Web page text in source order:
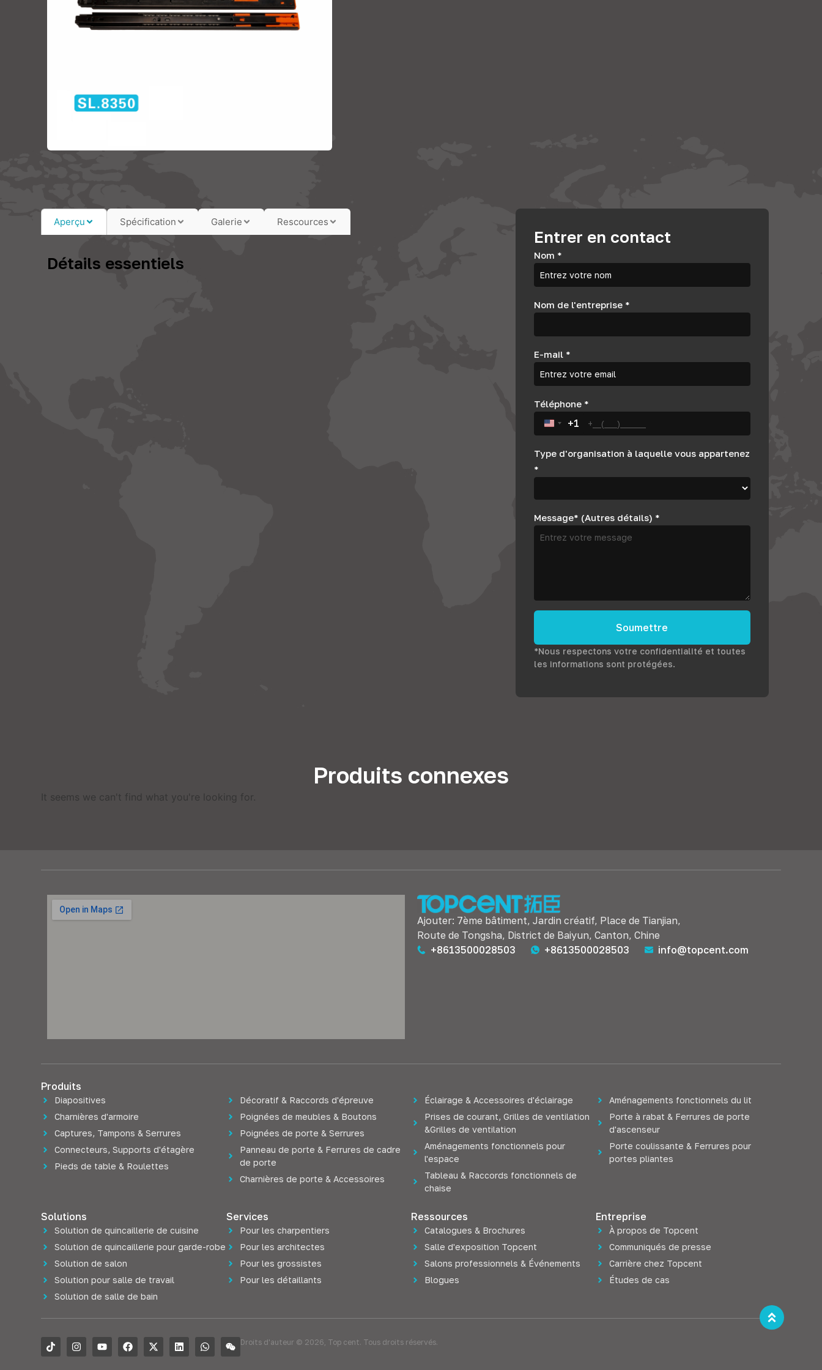
Aperçu Spécification Galerie Rescources
Détails essentiels
Entrer en contact
Nom *
Nom de l'entreprise *
E-mail *
Téléphone *
United States +1
+1
Type d'organisation à laquelle vous appartenez
*
Message* (Autres détails) *
Soumettre
*Nous respectons votre confidentialité et toutes
les informations sont protégées.
Produits connexes
It seems we can't find what you're looking for .
Ajouter: 7ème bâtiment, Jardin créatif, Place de Tianjian,
Route de Tongsha, District de Baiyun, Canton, Chine
+8613500028503
+8613500028503 info@topcent.com
Produits
Diapositives
Charnières d'armoire
Captures, Tampons & Serrures
Connecteurs, Supports d'étagère
Pieds de table & Roulettes
Décoratif & Raccords d'épreuve
Poignées de meubles & Boutons
Poignées de porte & Serrures
Panneau de porte & Ferrures de cadre
de porte
Charnières de porte & Accessoires
Éclairage & Accessoires d'éclairage
Prises de courant, Grilles de ventilation
&Grilles de ventilation
Aménagements fonctionnels pour
l'espace
Tableau & Raccords fonctionnels de
chaise
Aménagements fonctionnels du lit
Porte à rabat & Ferrures de porte
d'ascenseur
Porte coulissante & Ferrures pour
portes pliantes
Solutions
Solution de quincaillerie de cuisine
Solution de quincaillerie pour garde-robe
Solution de salon
Solution pour salle de travail
Solution de salle de bain
Services
Pour les charpentiers
Pour les architectes
Pour les grossistes
Pour les détaillants
Ressources
Catalogues & Brochures
Salle d'exposition Topcent
Salons professionnels & Événements
Blogues
Entreprise
À propos de Topcent
Communiqués de presse
Carrière chez Topcent
Études de cas
Droits d'auteur © 2026, Top cent. Tous droits réservés.